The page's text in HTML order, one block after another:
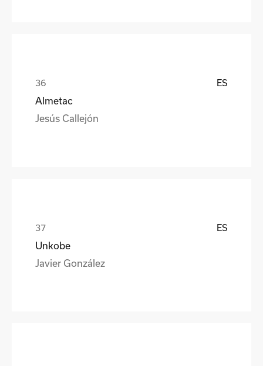
ES
Almetac
Jesús Callejón
ES
Unkobe
Javier González